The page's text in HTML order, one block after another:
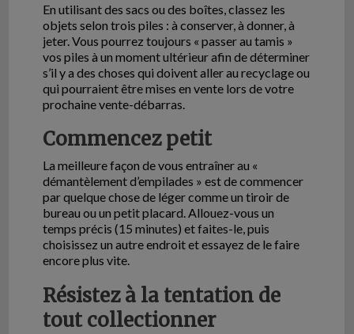
En utilisant des sacs ou des boîtes, classez les
objets selon trois piles : à conserver, à donner, à
jeter. Vous pourrez toujours « passer au tamis »
vos piles à un moment ultérieur afin de déterminer
s’il y a des choses qui doivent aller au recyclage ou
qui pourraient être mises en vente lors de votre
prochaine vente-débarras.
Commencez petit
La meilleure façon de vous entraîner au «
démantèlement d’empilades » est de commencer
par quelque chose de léger comme un tiroir de
bureau ou un petit placard. Allouez-vous un
temps précis (15 minutes) et faites-le, puis
choisissez un autre endroit et essayez de le faire
encore plus vite.
Résistez à la tentation de
tout collectionner